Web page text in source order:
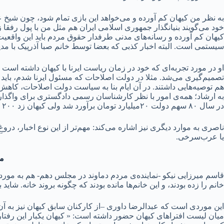
به نظر من کیهان کم آورده و می‌خواهد این بازی تمام شود، چون شیخ
خود می‌گویند بنیانگذار جمهوری اسلامی ایران هم مثل من با پول
کیهان کم آورده و رسانه‌های مدنی طرفدار حقوق مردم باید این
سیستمی است. البته اخبار کذبی که بعضا توسط خانم صبا آذرپیک با
او در مورد تجربه‌ای که خود در زمان ریاست ایرنا با کیهان داشته
تصمیم‌گیری می‌شد. مثلا در دولت اصلاحات که مسئول ایرنا شدم،
هم توصیه‌هایی داشتند. در آن ایام بنا به سیاست دولت اصلاحات،
به ارشاد؛ همه‌ی امور با نظر کارشناسان رسمی دادگستری برای
در سال ۸۰ سهم دولت ۲۰میلیارد تومان برآورد شد ولی کیهان زد ۲۰۰ میلیارد تومان. همین خبر دروغ مسیر واگذاری را سال‌ها عقب انداخت.
یا عرب‌سرخی.
قاسم میرزایی نیکو -نماینده‌ی مردم دماوند در مجلس دهم- هم به
خانم را زده بودند، و این خانم‌ها مانده بودند که چگونه بروند خانه.
این موردی است که عبدالرضا داوری –از کارکنان سابق کیهان نیز
میان لیست افتراهای کیهان حضور داشته است: « کیهان یکبار این